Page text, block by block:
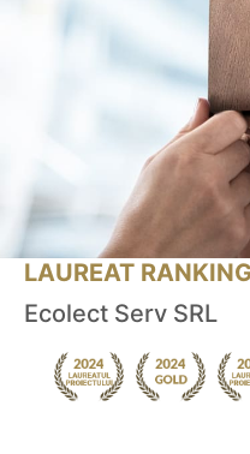
LAUREAT
Ecolect Serv SRL